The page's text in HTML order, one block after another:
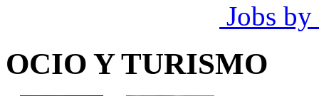
Jobs by
OCIO Y TURISMO